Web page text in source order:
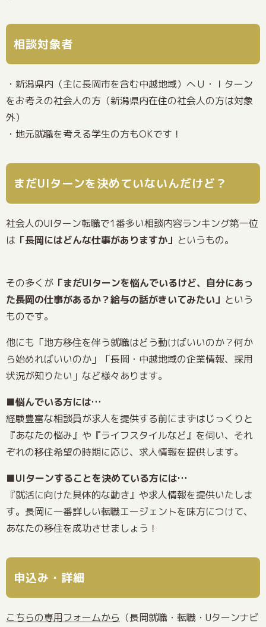
相談対象者
・新潟県内（主に長岡市を含む中越地域）へＵ・Ｉターン
をお考えの社会人の方（新潟県内在住の社会人の方は対象
外）
・地元就職を考える学生の方もOKです！
まだUIターンを決めていないんだけど？
社会人のUIターン転職で1番多い相談内容ランキング第一位
は 「長岡にはどんな仕事がありますか」 というもの。
その多くが 「まだUIターンを悩んでいるけど、自分にあっ
た長岡の仕事があるか？給与の話がきいてみたい」 という
ものです。
他にも「地方移住を伴う就職はどう動けばいいのか？何か
ら始めればいいのか」「長岡・中越地域の企業情報、採用
状況が知りたい」など様々あります。
■悩んでいる方には…
経験豊富な相談員が求人を提供する前にまずはじっくりと
『あなたの悩み』や『ライフスタイルなど』を伺い、それ
ぞれの移住希望の時期に応じ、求人情報を提供します。
■UIターンすることを決めている方には…
『就活に向けた具体的な動き』や求人情報を提供いたしま
す。長岡に一番詳しい転職エージェントを味方につけて、
あなたの移住を成功させましょう！
申込み・詳細
こちらの専用フォームから （長岡就職・転職・Uターンナビ